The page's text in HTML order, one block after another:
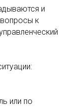
и
к
или по